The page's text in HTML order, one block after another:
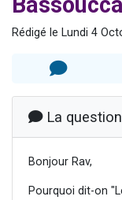
Rédigé le Lundi 4
La
Bonjour Rav,
Pourquoi dit-on